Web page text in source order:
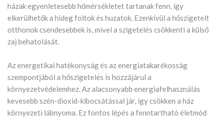
házak egyenletesebb hőmérsékletet tartanak fenn, így
elkerülhetők a hideg foltok és huzatok. Ezenkívül a hőszigetelt
otthonok csendesebbek is, mivel a szigetelés csökkenti a külső
zaj behatolását.
Az energetikai hatékonyság és az energiatakarékosság
szempontjából a hőszigetelés is hozzájárul a
környezetvédelemhez. Az alacsonyabb energiafelhasználás
kevesebb szén-dioxid-kibocsátással jár, így csökken a ház
környezeti lábnyoma. Ez fontos lépés a fenntartható életmód